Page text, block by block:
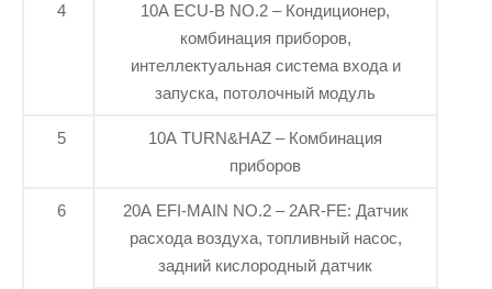
4
10A ECU-B NO.2 – Кондиционер,
комбинация приборов,
интеллектуальная система входа и
запуска, потолочный модуль
5
10A TURN&HAZ – Комбинация
приборов
6
20A EFI-MAIN NO.2 – 2AR-FE: Датчик
расхода воздуха, топливный насос,
задний кислородный датчик